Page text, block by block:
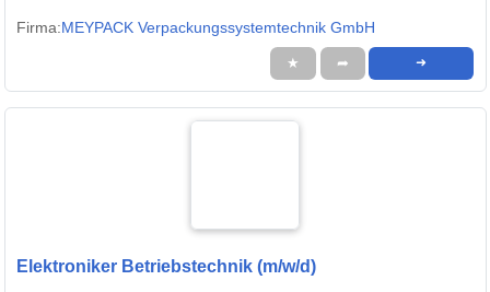
Firma:MEYPACK Verpackungssystemtechnik GmbH
★ ➦ ➜
Elektroniker Betriebstechnik (m/w/d)